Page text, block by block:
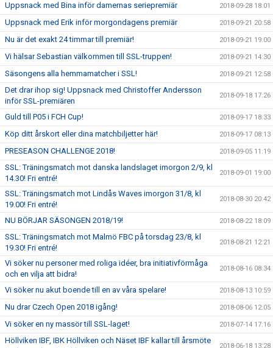
Uppsnack med Bina inför damernas seriepremiär 2018-09-28 18:01
Uppsnack med Erik inför morgondagens premiär 2018-09-21 20:58
Nu är det exakt 24 timmar till premiär! 2018-09-21 19:00
Vi hälsar Sebastian välkommen till SSL-truppen! 2018-09-21 14:30
Säsongens alla hemmamatcher i SSL! 2018-09-21 12:58
Det drar ihop sig! Uppsnack med Christoffer Andersson
inför SSL-premiären
2018-09-18 17:26
Guld till P05 i FCH Cup! 2018-09-17 18:33
Köp ditt årskort eller dina matchbiljetter här! 2018-09-17 08:13
PRESEASON CHALLENGE 2018! 2018-09-05 11:19
SSL: Träningsmatch mot danska landslaget imorgon 2/9, kl
14.30! Fri entré!
2018-09-01 19:00
SSL: Träningsmatch mot Lindås Waves imorgon 31/8, kl
19.00! Fri entré!
2018-08-30 20:42
NU BÖRJAR SÄSONGEN 2018/19! 2018-08-22 18:09
SSL: Träningsmatch mot Malmö FBC på torsdag 23/8, kl
19.30! Fri entré!
2018-08-21 12:21
Vi söker nu personer med roliga idéer, bra initiativförmåga
och en vilja att bidra!
2018-08-16 08:34
Vi söker nu akut boende till en av våra spelare! 2018-08-13 10:59
Nu drar Czech Open 2018 igång! 2018-08-06 12:05
Vi söker en ny massör till SSL-laget! 2018-07-14 17:16
Höllviken IBF, IBK Höllviken och Näset IBF kallar till årsmöte
2018-06-18 13:28